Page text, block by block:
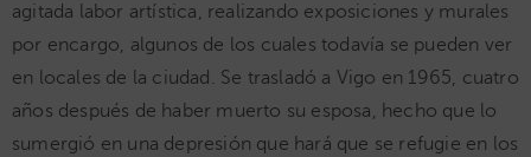
agitada labor artística, realizando exposiciones y murales
por encargo, algunos de los cuales todavía se pueden ver
en locales de la ciudad. Se trasladó a Vigo en 1965, cuatro
años después de haber muerto su esposa, hecho que lo
sumergió en una depresión que hará que se refugie en los